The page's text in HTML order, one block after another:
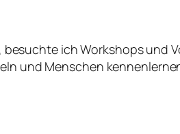
ich Workshops und
und Menschen